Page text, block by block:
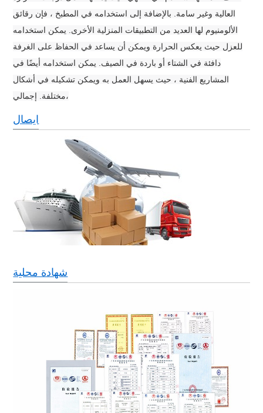
العالية وغير سامة. بالإضافة إلى استخدامه في المطبخ ، فإن رقائق
الألومنيوم لها العديد من التطبيقات المنزلية الأخرى. يمكن استخدامه
للعزل حيث يعكس الحرارة ويمكن أن يساعد في الحفاظ على الغرفة
دافئة في الشتاء أو باردة في الصيف. يمكن استخدامه أيضًا في
المشاريع الفنية ، حيث يسهل العمل به ويمكن تشكيله في أشكال
مختلفة. إجمالي،
ايصال
شهادة محلية